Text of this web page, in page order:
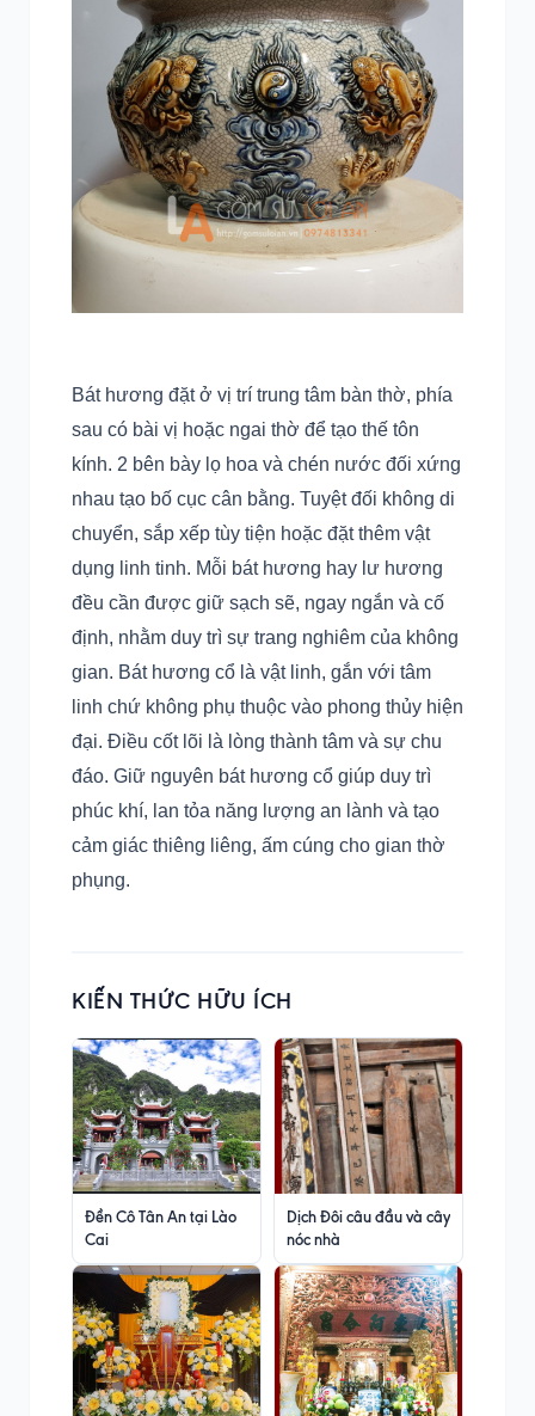
Bát hương đặt ở vị trí trung tâm bàn thờ, phía
sau có bài vị hoặc ngai thờ để tạo thế tôn
kính. 2 bên bày lọ hoa và chén nước đối xứng
nhau tạo bố cục cân bằng. Tuyệt đối không di
chuyển, sắp xếp tùy tiện hoặc đặt thêm vật
dụng linh tinh. Mỗi bát hương hay lư hương
đều cần được giữ sạch sẽ, ngay ngắn và cố
định, nhằm duy trì sự trang nghiêm của không
gian. Bát hương cổ là vật linh, gắn với tâm
linh chứ không phụ thuộc vào phong thủy hiện
đại. Điều cốt lõi là lòng thành tâm và sự chu
đáo. Giữ nguyên bát hương cổ giúp duy trì
phúc khí, lan tỏa năng lượng an lành và tạo
cảm giác thiêng liêng, ấm cúng cho gian thờ
phụng.
KIẾN THỨC HỮU ÍCH
Đền Cô Tân An tại Lào
Cai
Dịch Đôi câu đầu và cây
nóc nhà